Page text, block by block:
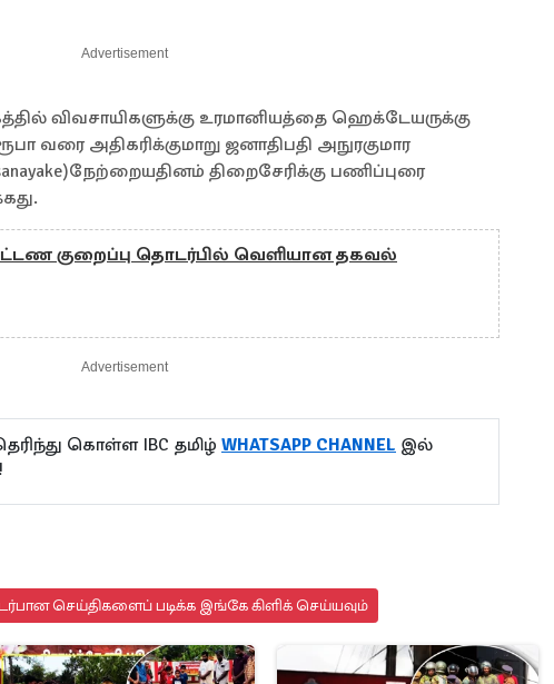
Advertisement
விவசாயிகளுக்கு உரமானியத்தை ஹெக்டேயருக்கு
வரை அதிகரிக்குமாறு ஜனாதிபதி அநுரகுமார
திறைசேரிக்கு பணிப்புரை
குறைப்பு தொடர்பில் வெளியான தகவல்
Advertisement
கொள்ள IBC தமிழ் WHATSAPP CHANNEL இல்
செய்திகளைப் படிக்க இங்கே கிளிக் செய்யவும்